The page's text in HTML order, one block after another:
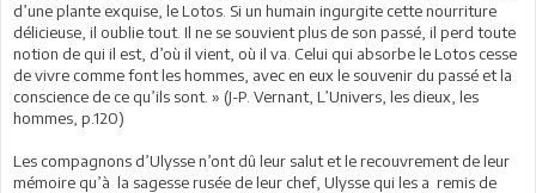
d’une plante exquise, le Lotos. Si un humain ingurgite cette nourriture
délicieuse, il oublie tout. Il ne se souvient plus de son passé, il perd toute
notion de qui il est, d’où il vient, où il va. Celui qui absorbe le Lotos cesse
de vivre comme font les hommes, avec en eux le souvenir du passé et la
conscience de ce qu’ils sont. » (J-P. Vernant, L’Univers, les dieux, les
hommes, p.120)
Les compagnons d’Ulysse n’ont dû leur salut et le recouvrement de leur
mémoire qu’à la sagesse rusée de leur chef, Ulysse qui les a remis de